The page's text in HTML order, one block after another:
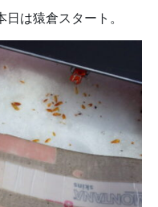
は猿倉スタート。